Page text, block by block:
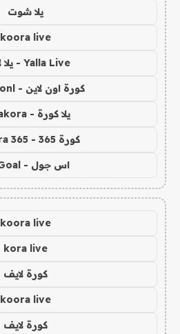
يلا شوت
koora live
Yalla Live - يلا لايف
كورة اون لاين - koora onl
يلا كورة - yallakora
كورة 365 - kooora 365
اس جول - AS Goal
koora live
kora live
كورة لايف
koora live
كورة لايف